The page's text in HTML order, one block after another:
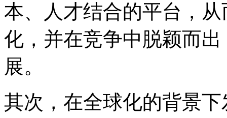
本、人才结合的平台，
化，并在竞争中脱颖而
展。
其次，在全球化的背景